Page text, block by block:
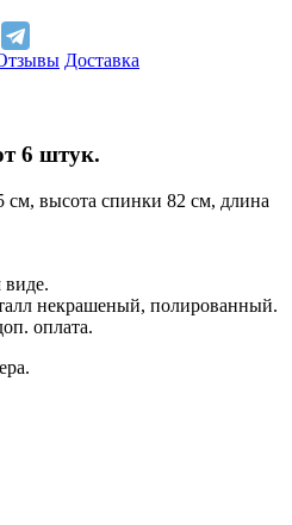
Доставка
6 штук.
см, высота спинки 82 см, длина
виде.
некрашеный, полированный.
оплата.